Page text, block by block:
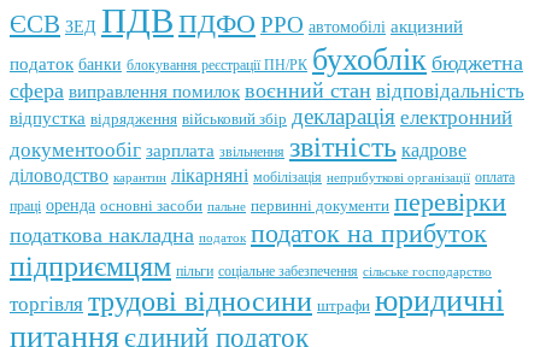
ЄСВ ЗЕД ПДВ ПДФО РРО автомобілі акцизний
податок банки блокування реєстрації ПН/РК бухоблік бюджетна
сфера виправлення помилок воєнний стан відповідальність
відпустка відрядження військовий збір декларація електронний
документообіг зарплата звільнення звітність кадрове
діловодство карантин лікарняні мобілізація неприбуткові організації оплата
праці оренда основні засоби пальне первинні документи перевірки
податкова накладна податок податок на прибуток
підприємцям пільги соціальне забезпечення сільське господарство
торгівля трудові відносини штрафи юридичні
питанняєдиний податок